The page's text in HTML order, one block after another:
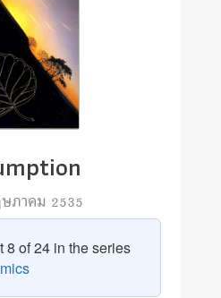
ภาคม 2535
8 of 24 in the series